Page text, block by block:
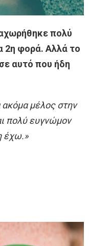
πολύ
2η φορά. Αλλά το
αυτό που ήδη
μέλος στην
πολύ ευγνώμον
έχω.»